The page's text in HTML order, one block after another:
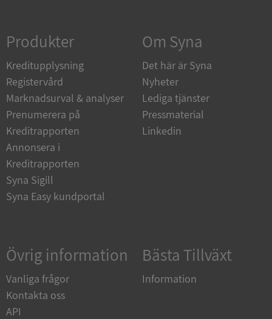
Produkter
Kreditupplysning
Registervård
Marknadsurval & analyser
Prenumerera på
Kreditrapporten
Annonsera i
Kreditrapporten
Syna Sigill
Syna Easy kundportal
Om Syna
Det här är Syna
Nyheter
Lediga tjänster
Pressmaterial
Linkedin
Övrig information
Vanliga frågor
Kontakta oss
API
Bästa Tillväxt
Information
kärnwebbplatsfunktioner som användarinloggning
och kontohantering. Webbplatsen kan inte
användas ordentligt utan strikt nödvändiga cookies.
Namn
Leverantör
Domän
VISITOR_PRIVACY_METADATA
Google